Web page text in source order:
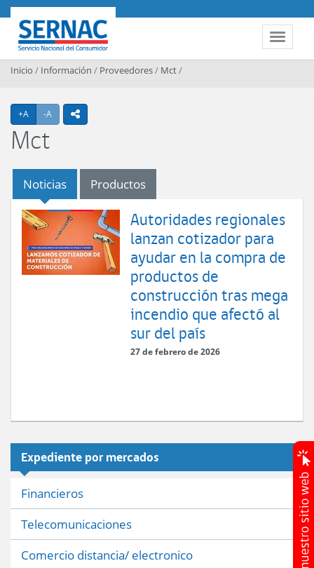
Contenido principal
Toggle
SERNAC
Inicio / Información / Proveedores/ Mct/
+A Agrandar texto
-A Achicar textoicono compartir
Mct
Noticias Productos
Autoridades regionales
lanzan cotizador para
ayudar en la compra de
productos de
construcción tras mega
incendio que afectó al
sur del país
27 de febrero de 2026
Expediente por mercados
Financieros
Telecomunicaciones
Comercio distancia/ electronico